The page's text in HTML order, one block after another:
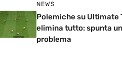
NEWS
Polemiche su Ultimate
elimina tutto: spunta
problema